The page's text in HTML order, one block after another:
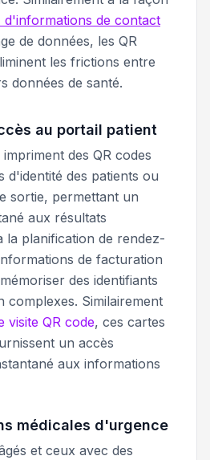
d'informations de contact
de données, les QR
les frictions entre
données de santé.
au portail patient
des QR codes
d'identité des patients ou
sortie, permettant un
aux résultats
la planification de rendez-
de facturation
des identifiants
complexes. Similairement
visite QR code, ces cartes
un accès
aux informations
médicales d'urgence
et ceux avec des